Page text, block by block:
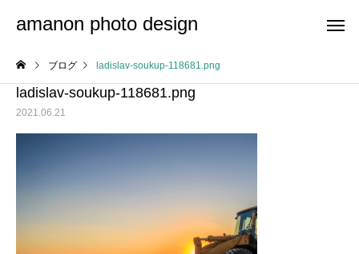
amanon photo design
ブログ ladislav-soukup-118681.png
ladislav-soukup-118681.png
2021.06.21